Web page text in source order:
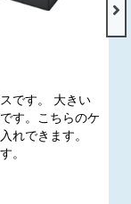
です。 大きい
す。こちらのケ
れできます。
。